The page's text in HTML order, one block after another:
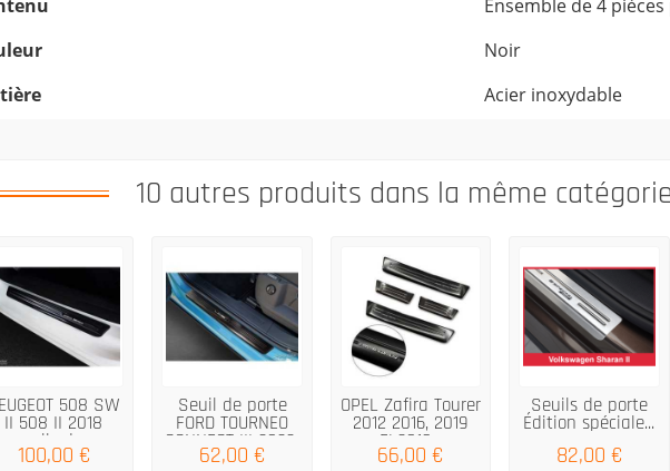
Ensemble de 4
Noir
Acier inoxydable
10 autres produits dans la même
508 SW
II 508 II 2018
seuils de...
100,00 €
Seuil de porte
FORD TOURNEO
CONNECT III 2022-
62,00 €
OPEL Zafira Tourer
2012 2016, 2019
FL2016...
66,00 €
Seuils de porte
Édition spéciale...
82,00 €